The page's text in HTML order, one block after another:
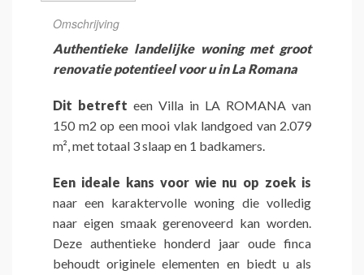
Omschrijving
Authentieke landelijke woning met groot
renovatie potentieel voor u in La Romana
Dit betreft een Villa in LA ROMANA van
150 m2 op een mooi vlak landgoed van 2.079
m², met totaal 3 slaap en 1 badkamers.
Een ideale kans voor wie nu op zoek is
naar een karaktervolle woning die volledig
naar eigen smaak gerenoveerd kan worden.
Deze authentieke honderd jaar oude finca
behoudt originele elementen en biedt u als